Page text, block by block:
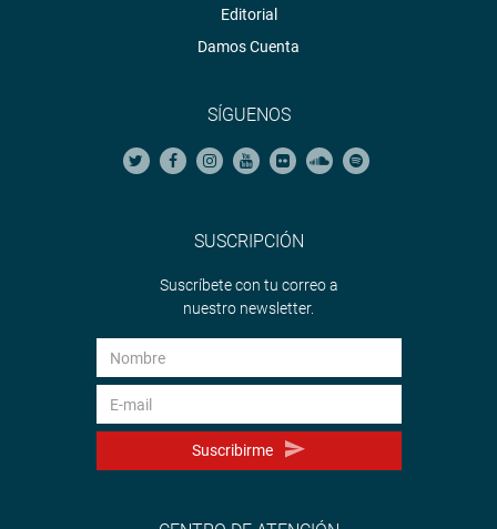
Editorial
Damos Cuenta
SÍGUENOS
SUSCRIPCIÓN
Suscríbete con tu correo a
nuestro newsletter.
Suscribirme